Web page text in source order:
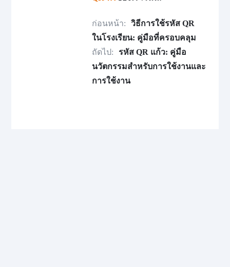
ก่อนหน้า:
วิธีการใช้รหัส QR
ในโรงเรียน: คู่มือที่ครอบคลุม
ถัดไป:
รหัส QR แก้ว: คู่มือ
นวัตกรรมสำหรับการใช้งานและ
การใช้งาน